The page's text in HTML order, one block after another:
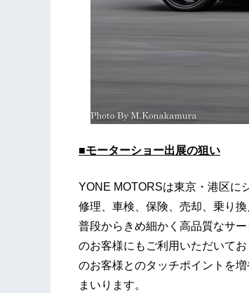
■モーターショー出展の狙い
YONE MOTORSは東京・港区に
修理、車検、保険、売却、乗り
普段からきめ細かく高品質なサ
のお客様にもご利用いただいて
のお客様とのタッチポイントを
まいります。